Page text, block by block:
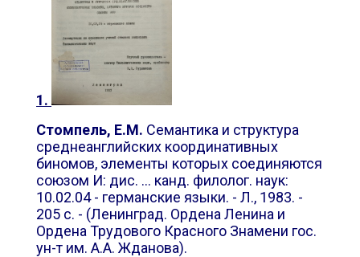
1.
Стомпель, Е.М. Семантика и структура
среднеанглийских координативных
биномов, элементы которых соединяются
союзом И: дис. ... канд. филолог. наук:
10.02.04 - германские языки. - Л., 1983. -
205 с. - (Ленинград. Ордена Ленина и
Ордена Трудового Красного Знамени гос.
ун-т им. А.А. Жданова).